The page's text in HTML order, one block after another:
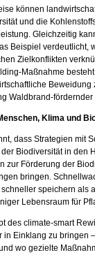
können
und die
Gleichzeitig
Beispiel verdeutlicht,
Zielkonflikten
Maßnahme
Beweidung
Waldbrand-
Klima und
dass Strategien mit
Biodiversität in den
zur Förderung der
bringen.
schneller speichern als
Lebensraum für
des climate-smart
in Einklang zu bringen
wo gezielte